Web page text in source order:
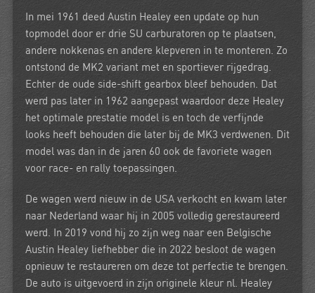
In mei 1961 deed Austin Healey een update op hun
topmodel door er drie SU carburatoren op te plaatsen,
andere nokkenas en andere klepveren in te monteren. Zo
ontstond de MK2 variant met en sportiever rijgedrag.
Echter de oude side-shift gearbox bleef behouden. Dat
werd pas later in 1962 aangepast waardoor deze Healey
het optimale prestatie model is en toch de verfijnde
looks heeft behouden die later bij de MK3 verdwenen. Dit
model was dan in de jaren 60 ook de favoriete wagen
voor race- en rally toepassingen.
De wagen werd nieuw in de USA verkocht en kwam later
naar Nederland waar hij in 2005 volledig gerestaureerd
werd. In 2019 vond hij zo zijn weg naar een Belgische
Austin Healey liefhebber die in 2022 besloot de wagen
opnieuw te restaureren om deze tot perfectie te brengen.
De auto is uitgevoerd in zijn originele kleur nl. Healey